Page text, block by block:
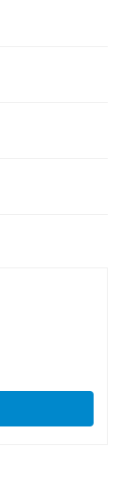
的声音，那一
台州府城墙，
秀气，依山傍
成趣。如果时
在湖水中，那
？大陈岛，那
面，你能感受
嶙峋的礁石，